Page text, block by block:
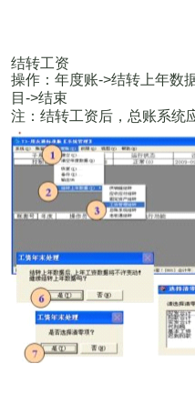
结转工资
操作：年度账->结转上年数
目 ->结束
注：结转工资后，总账系统